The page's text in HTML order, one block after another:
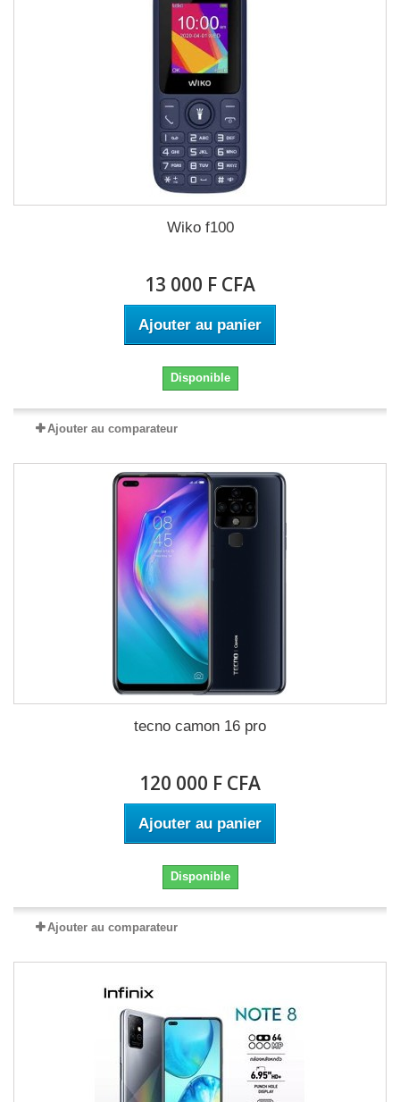
Wiko f100
13 000 F CFA
Ajouter au panier
Disponible
Ajouter au comparateur
tecno camon 16 pro
120 000 F CFA
Ajouter au panier
Disponible
Ajouter au comparateur